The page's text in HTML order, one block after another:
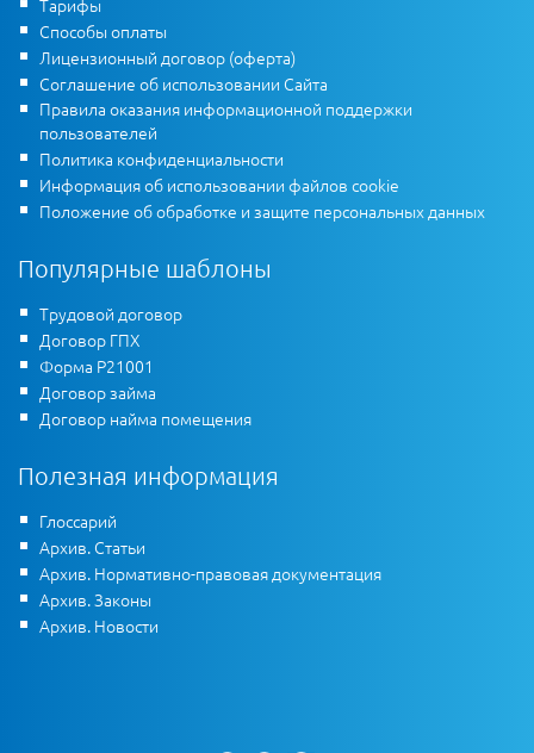
Тарифы
Способы оплаты
Лицензионный договор (оферта)
Соглашение об использовании Сайта
Правила оказания информационной поддержки
пользователей
Политика конфиденциальности
Информация об использовании файлов cookie
Положение об обработке и защите персональных данных
Популярные шаблоны
Трудовой договор
Договор ГПХ
Форма Р21001
Договор займа
Договор найма помещения
Полезная информация
Глоссарий
Архив. Статьи
Архив. Нормативно-правовая документация
Архив. Законы
Архив. Новости